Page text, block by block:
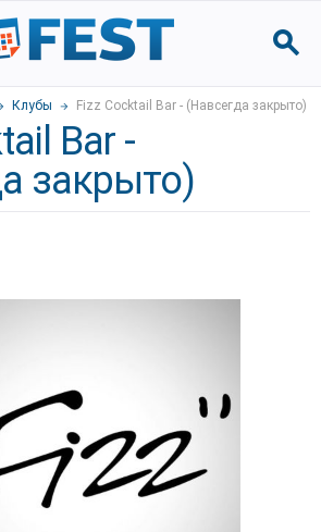
Клубы Fizz Cocktail Bar - (Навсегда закрыто)
Bar -
закрыто)